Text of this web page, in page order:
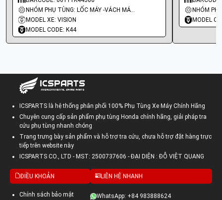
NHÓM PHỤ TÙNG: LỐC MÁY -VÁCH MÁY - GIOĂNG MÁY
MODEL XE: VISION
MODEL CODE: K44
MODEL
ICSPARTS là hệ thống phân phối 100% Phụ Tùng Xe Máy Chính Hãng
Chuyên cung cấp sản phẩm phụ tùng Honda chính hãng, giải pháp tra
cứu phụ tùng nhanh chóng
Trang trưng bày sản phẩm và hỗ trợ tra cứu, chưa hỗ trợ đặt hàng trực
tiếp trên website này
ICSPARTS CO., LTD - MST: 2500737606 - ĐẠI DIỆN : ĐỖ VIỆT QUANG
ĐIỀU KHOẢN
Chính sách bảo mật
LIÊN HỆ NHANH
WhatsApp: +84 983888624